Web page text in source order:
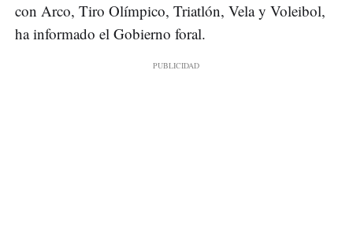
con Arco, Tiro Olímpico, Triatlón, Vela y Voleibol,
ha informado el Gobierno foral.